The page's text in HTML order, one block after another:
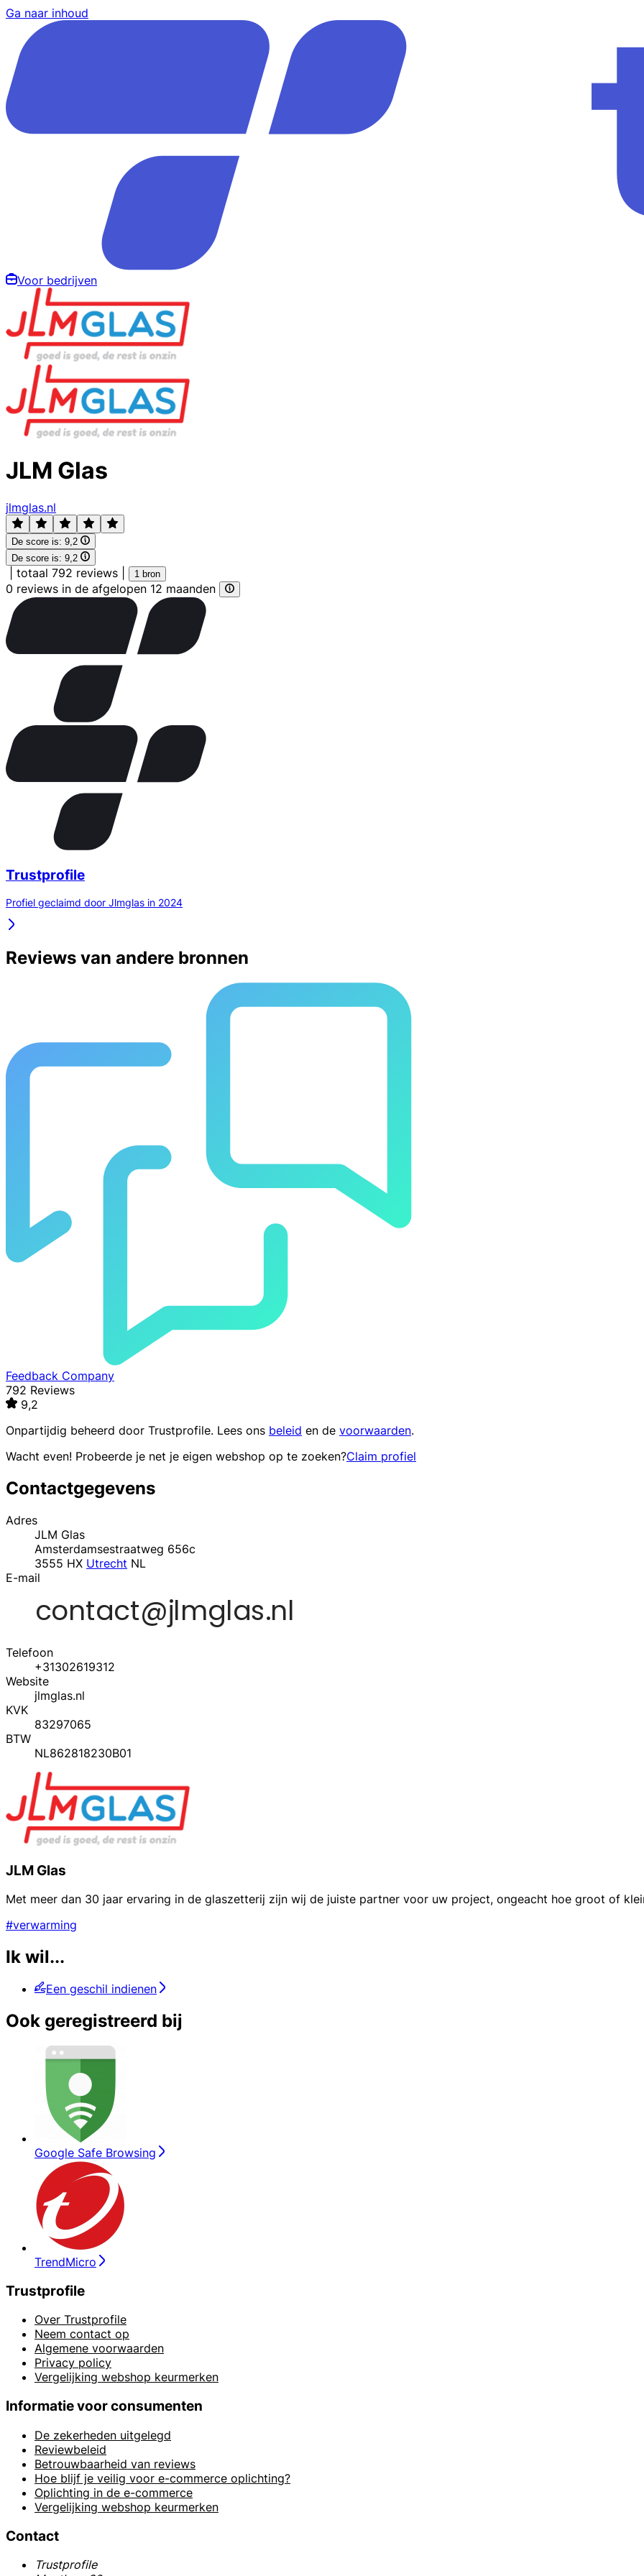
Ga naar inhoud
Voor bedrijven
JLM Glas
jlmglas.nl
De score is: 9,2
De score is: 9,2
totaal 792 reviews 1 bron
0 reviews in de afgelopen 12 maanden
Trustprofile
Profiel geclaimd door Jlmglas in 2024
Reviews van andere bronnen
Feedback Company
792 Reviews
9,2
Onpartijdig beheerd door Trustprofile. Lees ons beleid en de voorwaarden.
Wacht even! Probeerde je net je eigen webshop op te zoeken?Claim profiel
Contactgegevens
Adres
JLM Glas
Amsterdamsestraatweg 656c
3555 HX Utrecht NL
E-mail
Telefoon
+31302619312
Website
jlmglas.nl
KVK
83297065
BTW
NL862818230B01
JLM Glas
Met meer dan 30 jaar ervaring in de glaszetterij zijn wij de juiste partner voor uw project, ongeacht hoe groot of
#verwarming
Ik wil...
Een geschil indienen
Ook geregistreerd bij
Google Safe Browsing
TrendMicro
Trustprofile
Over Trustprofile
Neem contact op
Algemene voorwaarden
Privacy policy
Vergelijking webshop keurmerken
Informatie voor consumenten
De zekerheden uitgelegd
Reviewbeleid
Betrouwbaarheid van reviews
Hoe blijf je veilig voor e-commerce oplichting?
Oplichting in de e-commerce
Vergelijking webshop keurmerken
Contact
Trustprofile